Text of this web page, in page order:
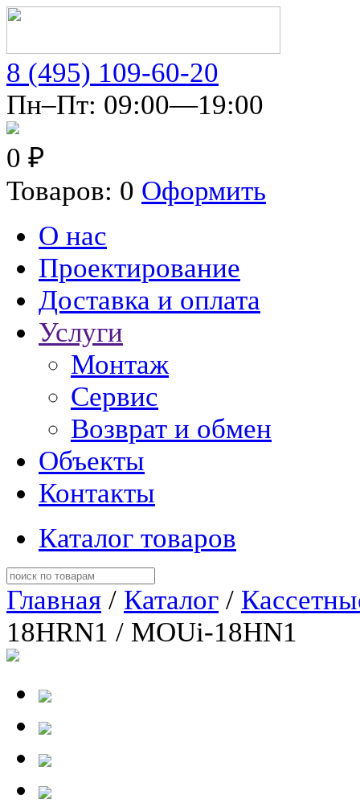
8 (495) 109-60-20
Пн–Пт: 09:00—19:00
0 ₽
Товаров: 0 Оформить
О нас
Проектирование
Доставка и оплата
Услуги
Монтаж
Сервис
Возврат и обмен
Объекты
Контакты
Каталог товаров
Главная / Каталог /
18HRN1 / MOUi-18HN1